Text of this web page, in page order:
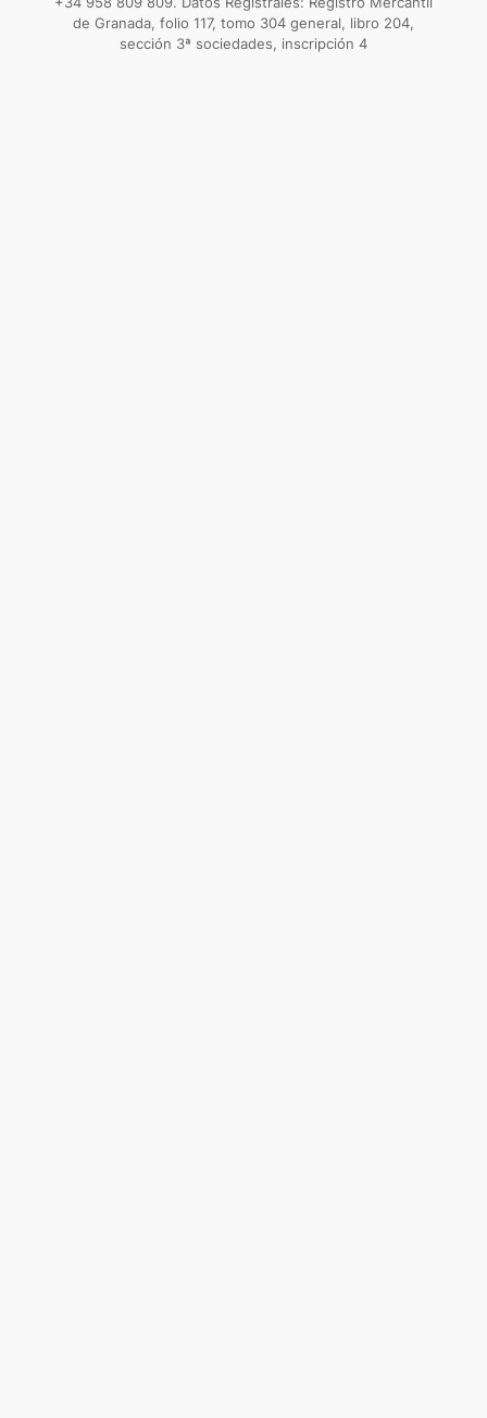
de Granada, folio 117, tomo 304 general, libro 204,
sección 3ª sociedades, inscripción 4